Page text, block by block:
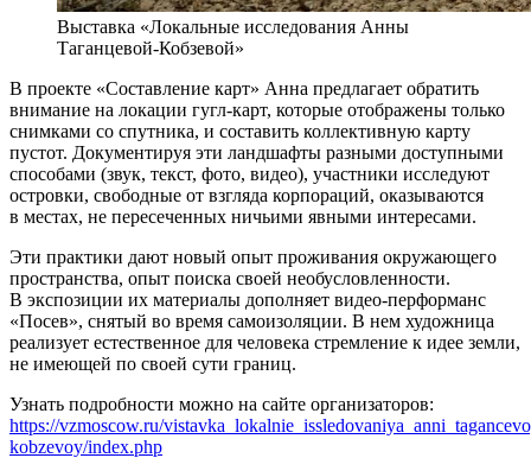
Выставка «Локальные исследования Анны
Таганцевой-Кобзевой»
В проекте «Составление карт» Анна предлагает обратить
внимание на локации гугл-карт, которые отображены только
снимками со спутника, и составить коллективную карту
пустот. Документируя эти ландшафты разными доступными
способами (звук, текст, фото, видео), участники исследуют
островки, свободные от взгляда корпораций, оказываются
в местах, не пересеченных ничьими явными интересами.
Эти практики дают новый опыт проживания окружающего
пространства, опыт поиска своей необусловленности.
В экспозиции их материалы дополняет видео-перформанс
«Посев», снятый во время самоизоляции. В нем художница
реализует естественное для человека стремление к идее земли,
не имеющей по своей сути границ.
Узнать подробности можно на сайте организаторов:
https://vzmoscow.ru/
kobzevoy/index.php